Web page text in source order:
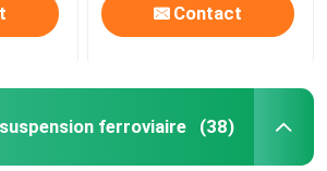
Contact
ferroviaire (38)